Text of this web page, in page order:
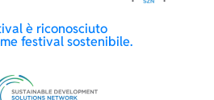
è riconosciuto
festival sostenibile.